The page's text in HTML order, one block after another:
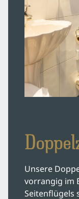
Unsere
vorrangig im
Seitenflügels